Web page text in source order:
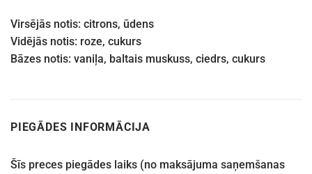
Virsējās notis: citrons, ūdens
Vidējās notis: roze, cukurs
Bāzes notis: vaniļa, baltais muskuss, ciedrs, cukurs
PIEGĀDES INFORMĀCIJA
Šīs preces piegādes laiks (no maksājuma saņemšanas